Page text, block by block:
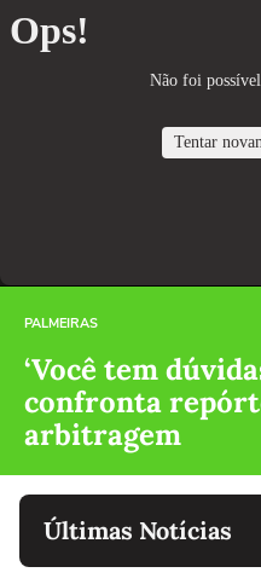
PALMEIRAS
‘Você tem
confronta
arbitragem
Últimas Notícias